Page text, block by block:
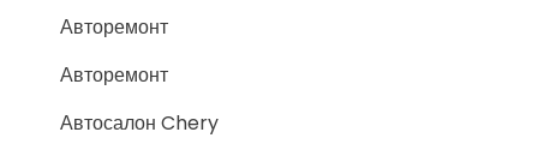
Авторемонт
Авторемонт
Автосалон Chery